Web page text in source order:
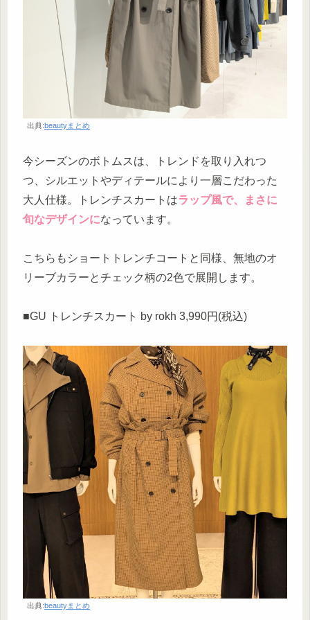
出典:beautyまとめ
今シーズンのボトムスは、トレンドを取り入れつ
つ、シルエットやディテールにより一層こだわった
大人仕様。トレンチスカートはラップ風で、まさに
旬なデザインになっています。
こちらもショートトレンチコートと同様、無地のオ
リーブカラーとチェック柄の2色で展開します。
■GU トレンチスカート by rokh 3,990円(税込)
出典:beautyまとめ